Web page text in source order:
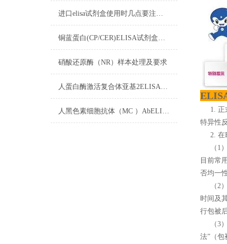
进口elisa试剂盒使用时几点要注意的地方
铜蓝蛋白(CP/CER)ELISA试剂盒​操作步骤
硝酸还原酶（NR）样本处理及要求
人蛋白酶激活复合体亚基2ELISA试剂盒注意事项
人黑色素细胞抗体（MC ）AbELISA试剂盒注意事项
1. 正
特异性
2. 在
（1）
目前常
否均一
（2）
时间及
行包被
（3）
法”（